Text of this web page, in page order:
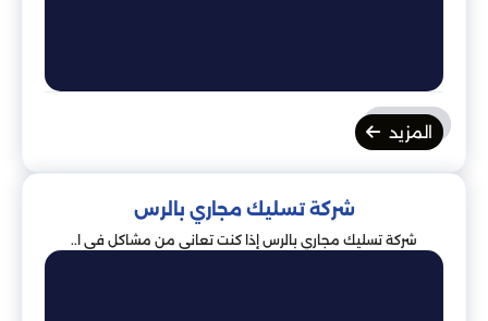
المزيد
شركة تسليك مجاري بالرس
شركة تسليك مجاري بالرس إذا كنت تعاني من مشاكل في ا..